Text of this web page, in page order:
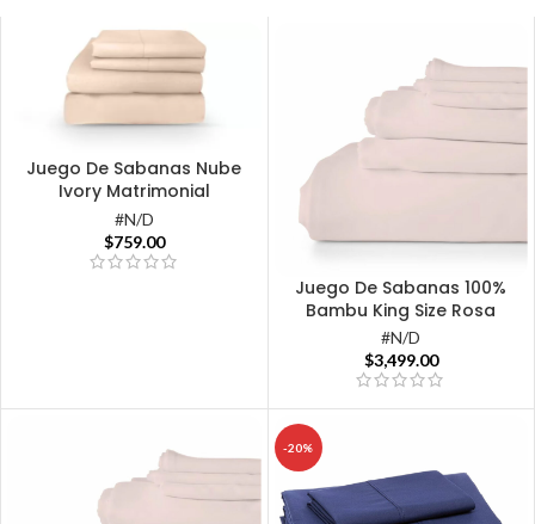
Juego De Sabanas Nube
Ivory Matrimonial
#N/D
$759.00
Juego De Sabanas 100%
Bambu King Size Rosa
#N/D
$3,499.00
-20%